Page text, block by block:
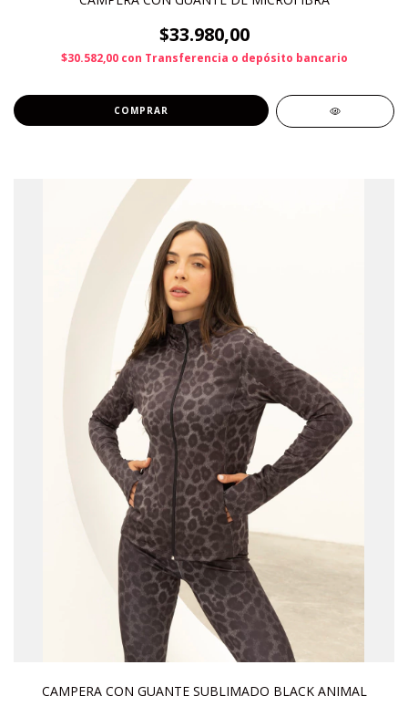
$33.980,00
$30.582,00 con Transferencia o depósito bancario
COMPRAR
CAMPERA CON GUANTE SUBLIMADO BLACK ANIMAL